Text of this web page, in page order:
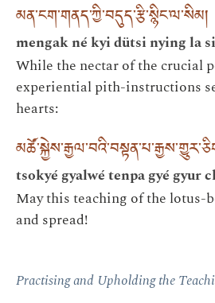
mengak né kyi dütsi nying la
While the nectar of the crucial
experiential pith-instructions
hearts:
tsokyé gyalwé tenpa gyé gyur
May this teaching of the lotus-
and spread!
Practising and Upholding the